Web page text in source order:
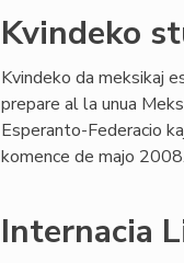
Kvindeko
Kvindeko da meksikaj
prepare al la unua
Esperanto-Federacio
komence de majo 2008.
Internacia